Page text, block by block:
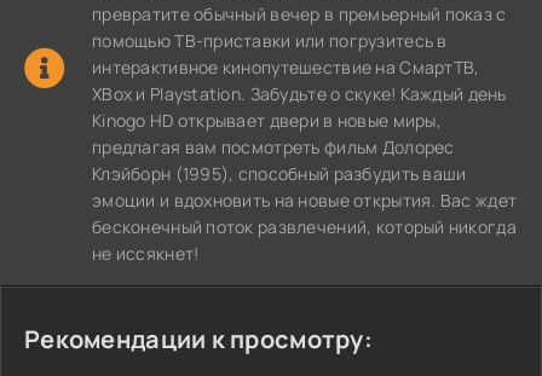
превратите обычный вечер в премьерный показ с
помощью ТВ-приставки или погрузитесь в
интерактивное кинопутешествие на СмартТВ,
XBox и Playstation. Забудьте о скуке! Каждый день
Kinogo HD открывает двери в новые миры,
предлагая вам посмотреть фильм Долорес
Клэйборн (1995), способный разбудить ваши
эмоции и вдохновить на новые открытия. Вас ждет
бесконечный поток развлечений, который никогда
не иссякнет!
Рекомендации к просмотру: